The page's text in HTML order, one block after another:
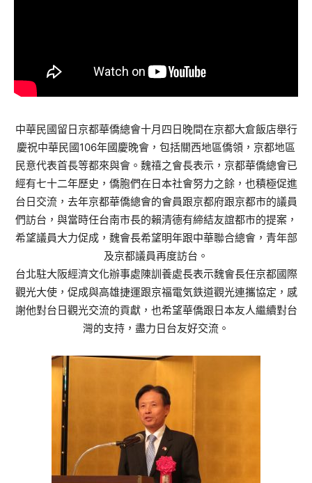
中華民國留日京都華僑總會十月四日晚間在京都大倉飯店舉行
慶祝中華民國106年國慶晚會，包括關西地區僑領，京都地區
民意代表首長等都來與會。魏禧之會長表示，京都華僑總會已
經有七十二年歷史，僑胞們在日本社會努力之餘，也積極促進
台日交流，去年京都華僑總會的會員跟京都府跟京都市的議員
們訪台，與當時任台南市長的賴清德有締結友誼都市的提案，
希望議員大力促成，魏會長希望明年跟中華聯合總會，青年部
及京都議員再度訪台。
台北駐大阪經濟文化辦事處陳訓養處長表示魏會長任京都國際
觀光大使，促成與高雄捷運跟京福電気鉄道觀光連攜協定，感
謝他對台日觀光交流的貢獻，也希望華僑跟日本友人繼續對台
灣的支持，盡力日台友好交流。